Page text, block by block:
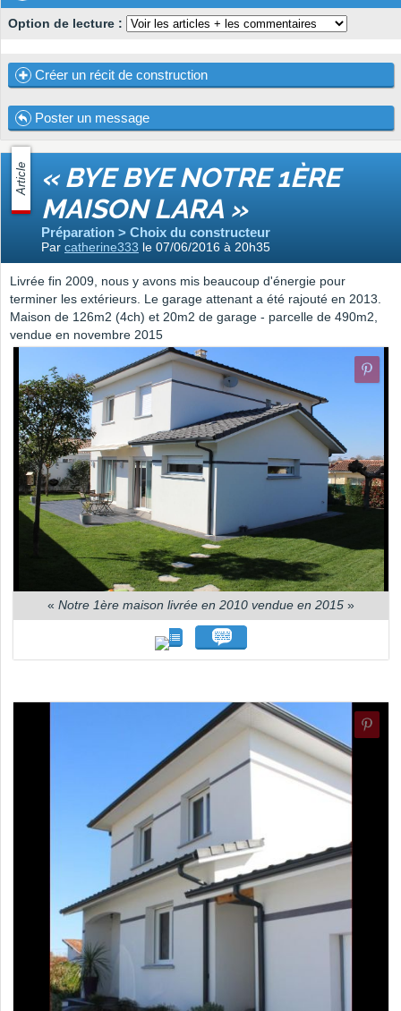
Option de lecture :
Créer un récit de construction
Poster un message
Article « BYE BYE NOTRE 1ÈRE
MAISON LARA »
Préparation > Choix du constructeur
Par catherine333 le 07/06/2016 à 20h35
Livrée fin 2009, nous y avons mis beaucoup d'énergie pour
terminer les extérieurs. Le garage attenant a été rajouté en 2013.
Maison de 126m2 (4ch) et 20m2 de garage - parcelle de 490m2,
vendue en novembre 2015
« Notre 1ère maison livrée en 2010 vendue en 2015 »